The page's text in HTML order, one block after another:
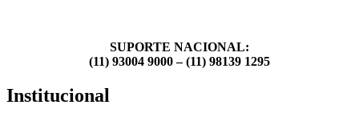
SUPORTE NACIONAL:
(11) 93004 9000 – (11) 98139 1295
Institucional